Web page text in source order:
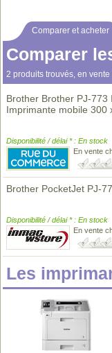
Comparer et acheter
Comparer
2 produits trouvés, en
Brother Brother PJ-
Imprimante mobile 300
Disponibilité / délai * : En stock
En vente
Brother PocketJet PJ-
Disponibilité / délai * : En stock
En vente
Les